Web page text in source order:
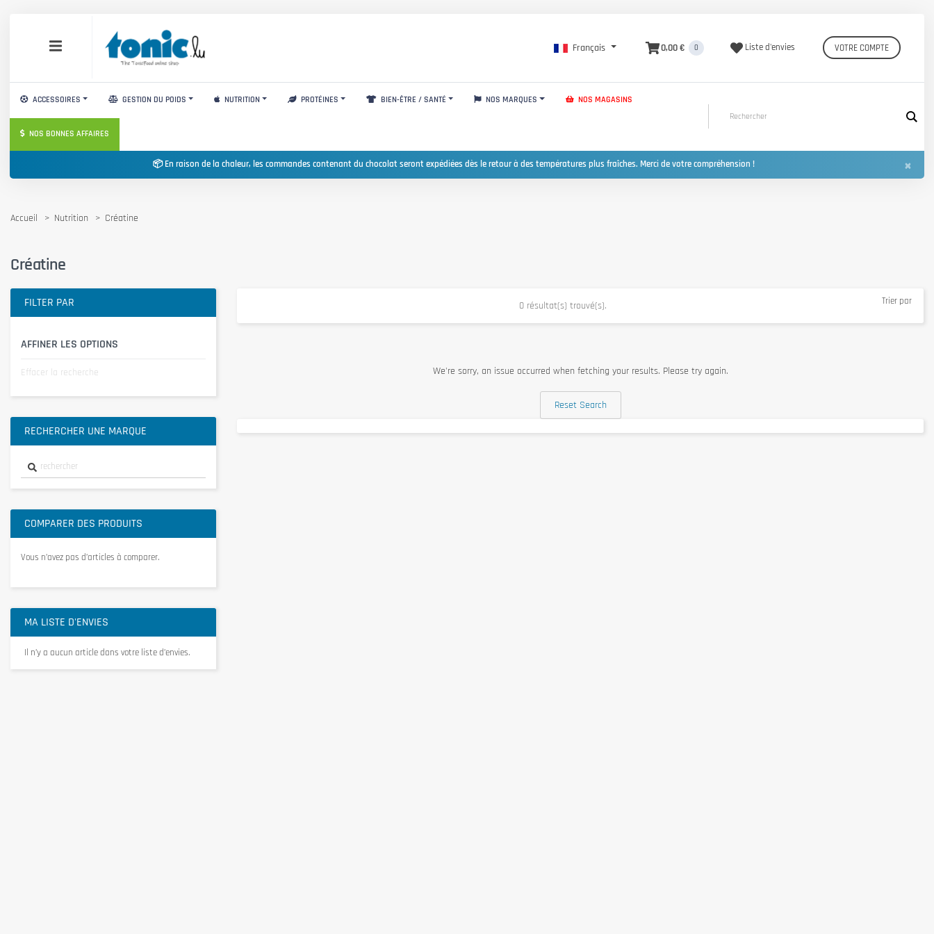
Français 0,00 € 0 Liste d'envies VOTRE COMPTE
ACCESSOIRES GESTION DU POIDS NUTRITION PROTÉINES BIEN-ÊTRE / SANTÉ NOS MARQUES NOS MAGASINS
NOS BONNES AFFAIRES
📦 En raison de la chaleur, les commandes contenant du chocolat seront expédiées dès le retour à des températures plus fraîches. Merci de votre compréhension ! ×
Accueil Nutrition Créatine
Créatine
FILTER PAR
AFFINER LES OPTIONS
Effacer la recherche
RECHERCHER UNE MARQUE
COMPARER DES PRODUITS
Vous n’avez pas d’articles à comparer.
MA LISTE D'ENVIES
Il n’y a aucun article dans votre liste d’envies.
0 résultat(s) trouvé(s). Trier par
We're sorry, an issue occurred when fetching your results. Please try again.
Reset Search